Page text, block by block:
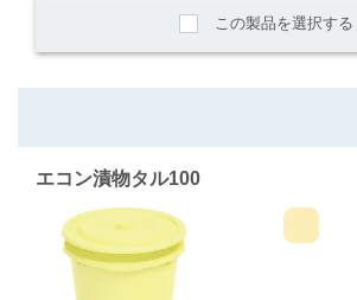
この製品を選択する
エコン漬物タル100